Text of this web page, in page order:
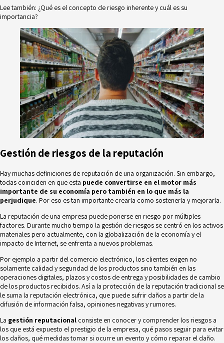
Lee también: ¿Qué es el concepto de riesgo inherente y cuál es su
importancia?
Gestión de riesgos de la reputación
Hay muchas definiciones de reputación de una organización. Sin embargo,
todas coinciden en que esta puede convertirse en el motor más
importante de su economía pero también en lo que más la
perjudique. Por eso es tan importante crearla como sostenerla y mejorarla.
La reputación de una empresa puede ponerse en riesgo por múltiples
factores. Durante mucho tiempo la gestión de riesgosse centró en los activos
materiales pero actualmente, con la globalización de la economía y el
impacto de Internet, se enfrenta a nuevos problemas.
Por ejemplo a partir del comercio electrónico, los clientes exigen no
solamente calidad y seguridad de los productos sino también en las
operaciones digitales, plazos y costos de entrega y posibilidades de cambio
de los productos recibidos. Así a la protección de la reputación tradicional se
le suma la reputación electrónica, que puede sufrir daños a partir de la
difusión de información falsa, opiniones negativas y rumores.
La gestión reputacional consiste en conocer y comprender los riesgos a
los que está expuesto el prestigio de la empresa, qué pasos seguir para evitar
los daños, qué medidas tomar si ocurre un evento y cómo reparar el daño.